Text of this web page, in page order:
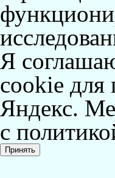
Я
cookie для
Яндекс.
с
Принять